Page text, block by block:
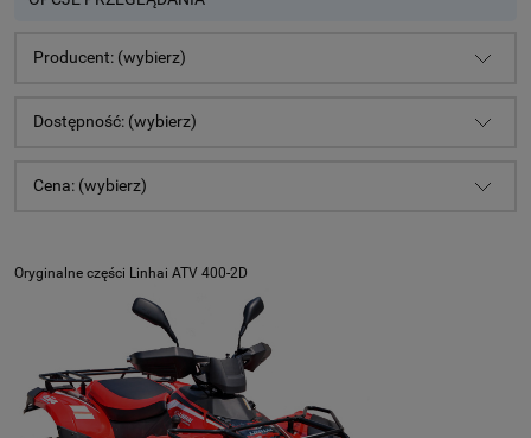
Producent: (wybierz)
Dostępność: (wybierz)
Cena: (wybierz)
Oryginalne części Linhai ATV 400-2D